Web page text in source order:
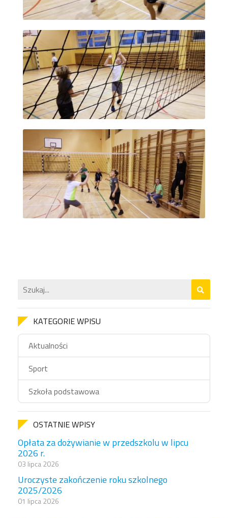
KATEGORIE WPISU
Aktualności
Sport
Szkoła podstawowa
OSTATNIE WPISY
Opłata za dożywianie w przedszkolu w lipcu
2026 r.
03 lipca 2026
Uroczyste zakończenie roku szkolnego
2025/2026
01 lipca 2026